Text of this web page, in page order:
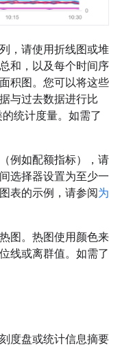
，请使用折线图或堆
和，以及每个时间序
积图。您可以将这些
与过去数据进行比
统计度量。如需了
例如配额指标），请
选择器设置为至少一
表的示例，请参阅为
图。热图使用颜色来
线或离群值。如需了
度盘或统计信息摘要